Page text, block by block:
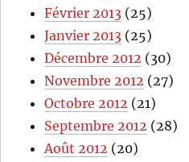
Février 2013 (25)
Janvier 2013 (25)
Décembre 2012 (30)
Novembre 2012 (27)
Octobre 2012 (21)
Septembre 2012 (28)
Août 2012 (20)